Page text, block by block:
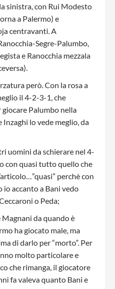
sinistra, con Rui Modesto
a Palermo) e
centravanti. A
Segre-Palumbo,
e Ranocchia mezzala
però. Con la rosa a
il 4-2-3-1, che
Palumbo nella
Inzaghi lo vede meglio, da
uomini da schierare nel 4-
con quasi tutto quello che
perchè con
io accanto a Bani vedo
o Peda;
da quando è
ha giocato male, ma
di darlo per “morto”. Per
molto particolare e
che rimanga, il giocatore
fa valeva quanto Bani e